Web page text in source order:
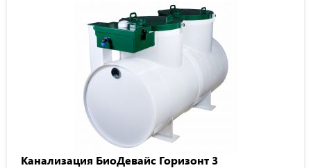
Канализация БиоДевайс Горизонт 3